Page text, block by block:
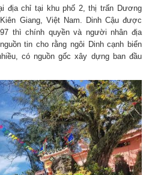
địa chỉ tại khu phố 2, thị trấn Dương
Giang, Việt Nam. Dinh Cậu được
thì chính quyền và người nhân địa
tin cho rằng ngôi Dinh cạnh biển
có nguồn gốc xây dựng ban đầu